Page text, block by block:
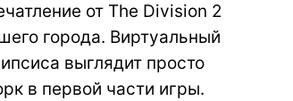
от The Division 2
города. Виртуальный
выглядит просто
в первой части игры.